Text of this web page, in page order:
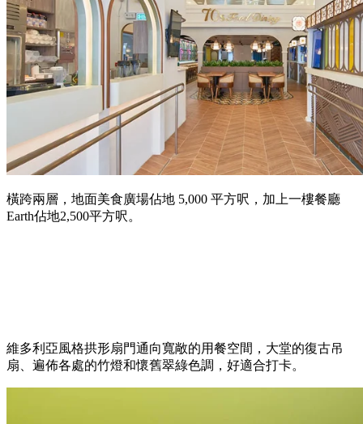
橫跨兩層，地面美食廣場佔地 5,000 平方呎，加上一樓餐廳
Earth佔地2,500平方呎。
維多利亞風格拱形扇門通向寬敞的用餐空間，大堂的復古吊
扇、遍佈各處的竹燈和懷舊翠綠色調，好適合打卡。